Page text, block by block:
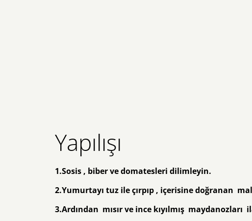
Yapılışı
1.Sosis , biber ve domatesleri dilimleyin.
2.Yumurtayı tuz ile çırpıp , içerisine doğranan
3.Ardından mısır ve ince kıyılmış maydanozları